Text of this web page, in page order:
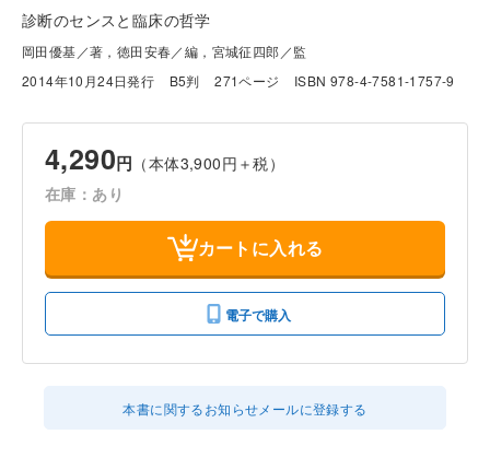
診断のセンスと臨床の哲学
岡田優基／著，徳田安春／編，宮城征四郎／監
2014年10月24日発行
B5判 271ページ ISBN 978-4-7581-1757-9
4,290円 （本体3,900円＋税）
在庫：あり
カートに入れる
電子で購入
本書に関するお知らせメールに登録する